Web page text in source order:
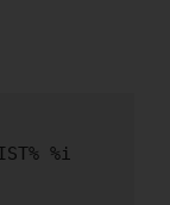
%i